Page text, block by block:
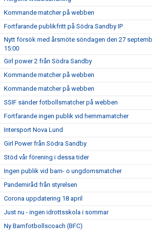
Kommande matcher på webben
Fortfarande publikfritt på Södra Sandby IP
Nytt försök med årsmöte söndagen den 27
15:00
Girl power 2 från Södra Sandby
Kommande matcher på webben
Kommande matcher på webben
SSIF sänder fotbollsmatcher på webben
Fortfarande ingen publik vid hemmamatcher
Intersport Nova Lund
Girl Power från Södra Sandby
Stöd vår förening i dessa tider
Ingen publik vid barn- o ungdomsmatcher
Pandemiråd från styrelsen
Corona uppdatering 18 april
Just nu - ingen idrottsskola i sommar
Ny Barnfotbollscoach (BFC)